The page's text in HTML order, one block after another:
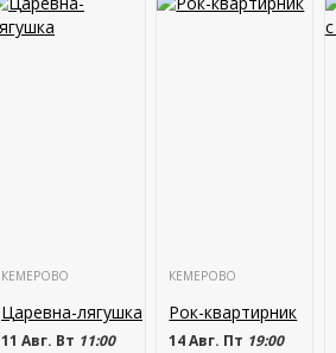
КЕМЕРОВО
Царевна-лягушка
11 Авг. Вт 11:00
КЕМЕРОВО
Рок-квартирник
14 Авг. Пт 19:00